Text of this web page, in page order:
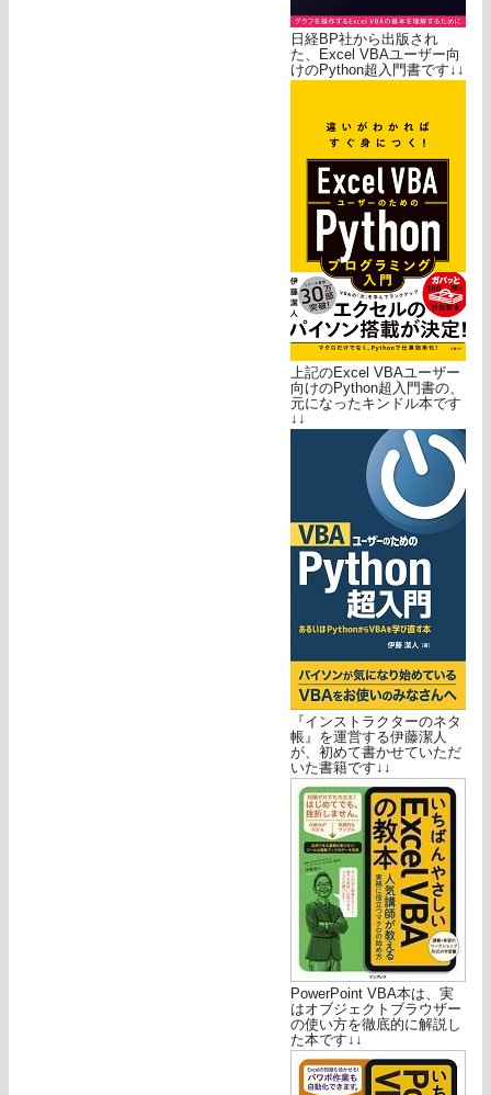
日経BP社から出版され
た、Excel VBAユーザー向
けのPython超入門書です↓↓
上記のExcel VBAユーザー
向けのPython超入門書の、
元になったキンドル本です
↓↓
『インストラクターのネタ
帳』を運営する伊藤潔人
が、初めて書かせていただ
いた書籍です↓↓
PowerPoint VBA本は、実
はオブジェクトブラウザー
の使い方を徹底的に解説し
た本です↓↓